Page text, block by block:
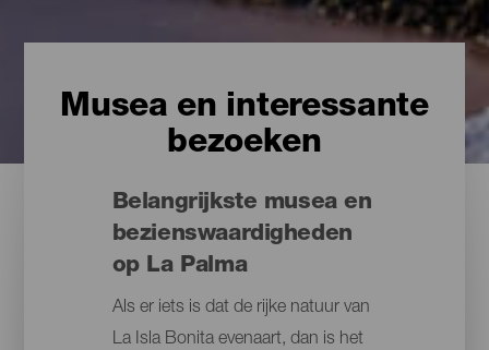
Musea en interessante
bezoeken
Belangrijkste musea en
bezienswaardigheden
op La Palma
Als er iets is dat de rijke natuur van
La Isla Bonita evenaart, dan is het